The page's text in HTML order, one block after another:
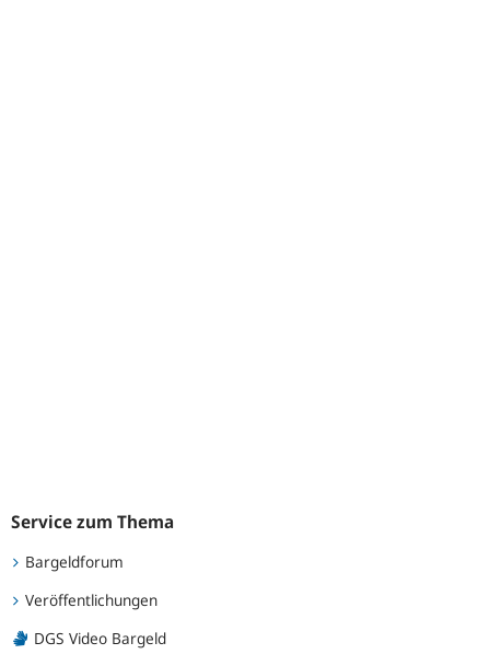
Service zum Thema
Bargeldforum
Veröffentlichungen
DGS Video Bargeld